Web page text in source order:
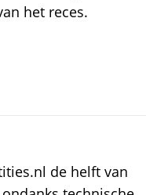
het reces.
de helft van